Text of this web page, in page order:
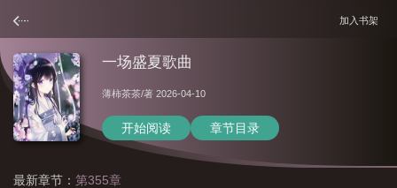
加入书架
一场盛夏歌曲
薄柿茶茶/著 2026-04-10
开始阅读 章节目录
最新章节： 第355章